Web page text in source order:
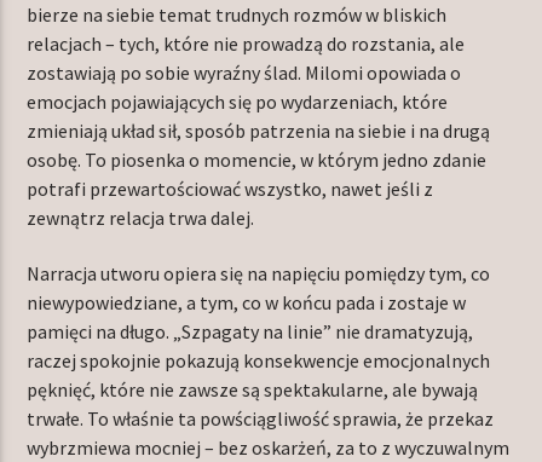
TERAZ W RAMÓWCE
EXTRA ORBIT
12:00 14:00
NASTĘPNIE W RAMÓWCE
INDIE ORBIT
14:00 16:00
Radio Orbit
bierze na siebie temat trudnych rozmów w bliskich
relacjach – tych, które nie prowadzą do rozstania, ale
zostawiają po sobie wyraźny ślad. Milomi opowiada o
emocjach pojawiających się po wydarzeniach, które
zmieniają układ sił, sposób patrzenia na siebie i na drugą
osobę. To piosenka o momencie, w którym jedno zdanie
potrafi przewartościować wszystko, nawet jeśli z
zewnątrz relacja trwa dalej.
Narracja utworu opiera się na napięciu pomiędzy tym, co
niewypowiedziane, a tym, co w końcu pada i zostaje w
pamięci na długo. „Szpagaty na linie” nie dramatyzują,
raczej spokojnie pokazują konsekwencje emocjonalnych
pęknięć, które nie zawsze są spektakularne, ale bywają
trwałe. To właśnie ta powściągliwość sprawia, że przekaz
wybrzmiewa mocniej – bez oskarżeń, za to z wyczuwalnym